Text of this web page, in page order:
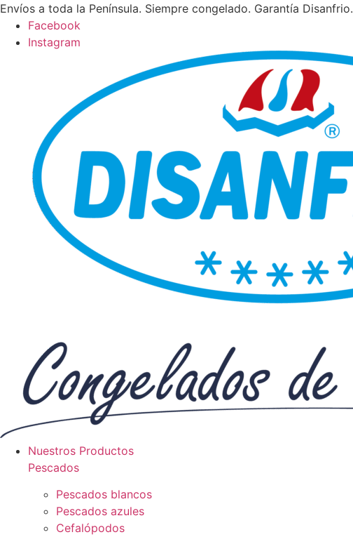
Ir
contenido
Envíos a toda la Península. Siempre congelado. Garantía Disanfrio.
Facebook
Instagram
Nuestros Productos
Pescados
Pescados blancos
Pescados azules
Cefalópodos